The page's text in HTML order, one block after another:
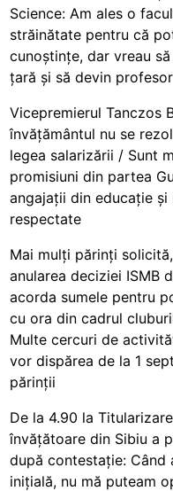
Science: Am ales o
străinătate pentru că
cunoștințe, dar vreau
țară și să devin profesor
Vicepremierul Tanczos
învățământul nu se
legea salarizării / Sunt
promisiuni din partea
angajații din educație și
respectate
Mai mulți părinți
anularea deciziei ISMB
acorda sumele pentru
cu ora din cadrul
Multe cercuri de
vor dispărea de la 1
părinții
De la 4.90 la
învățătoare din Sibiu a
după contestație: Când
inițială, nu mă puteam